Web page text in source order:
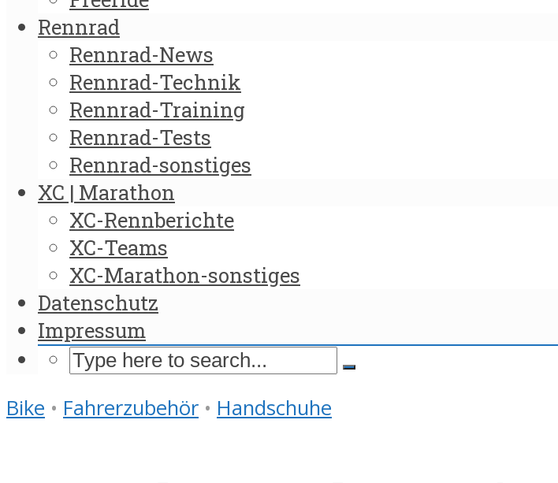
Rennrad
Rennrad-News
Rennrad-Technik
Rennrad-Training
Rennrad-Tests
Rennrad-sonstiges
XC | Marathon
XC-Rennberichte
XC-Teams
XC-Marathon-sonstiges
Datenschutz
Impressum
Bike • Fahrerzubehör • Handschuhe